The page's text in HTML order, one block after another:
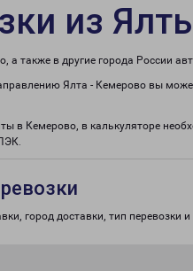
из
а также в другие города России
Ялта - Кемерово вы
в Кемерово, в калькуляторе
город доставки, тип перевозки и